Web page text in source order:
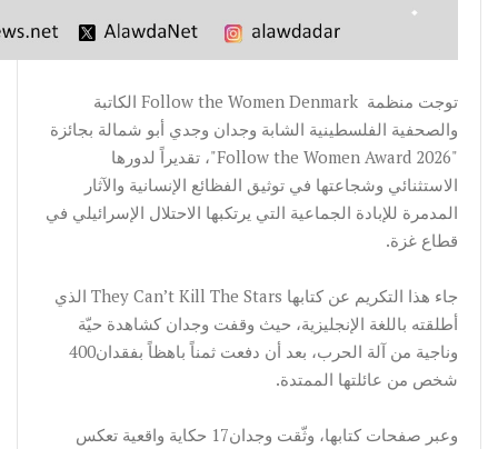
توجت منظمة Follow the Women Denmark الكاتبة
والصحفية الفلسطينية الشابة وجدان وجدي أبو شمالة بجائزة
"Follow the Women Award 2026"، تقديراً لدورها
الاستثنائي وشجاعتها في توثيق الفظائع الإنسانية والآثار
المدمرة للإبادة الجماعية التي يرتكبها الاحتلال الإسرائيلي في
قطاع غزة.
جاء هذا التكريم عن كتابها They Can’t Kill The Stars الذي
أطلقته باللغة الإنجليزية، حيث وقفت وجدان كشاهدة حيّة
وناجية من آلة الحرب، بعد أن دفعت ثمناً باهظاً بفقدان400
شخص من عائلتها الممتدة.
وعبر صفحات كتابها، وثّقت وجدان17 حكاية واقعية تعكس